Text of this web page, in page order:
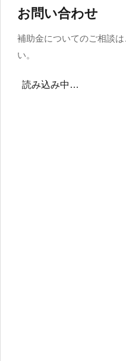
お問い合わせ
補助金についてのご相談
い。